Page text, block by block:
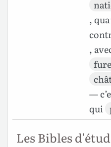
,
,
—
qui
Les Bibles